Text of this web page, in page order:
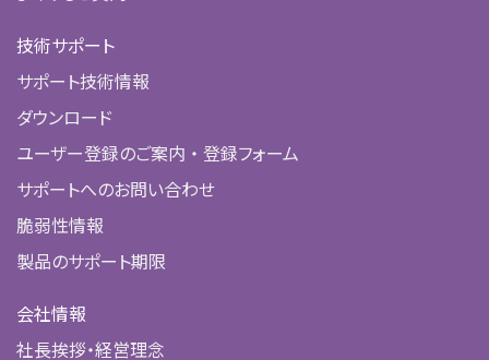
技術サポート
サポート技術情報
ダウンロード
ユーザー登録のご案内 ・ 登録フォーム
サポートへのお問い合わせ
脆弱性情報
製品のサポート期限
会社情報
社長挨拶・経営理念